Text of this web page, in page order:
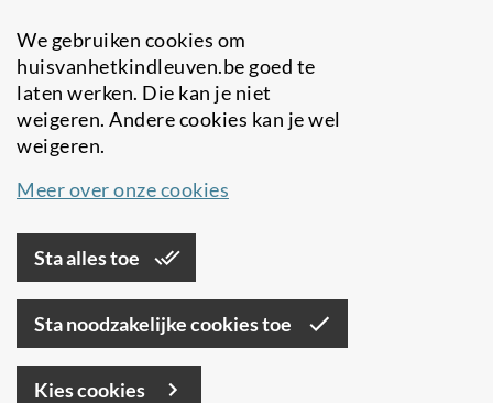
We gebruiken cookies om
huisvanhetkindleuven.be goed te
laten werken. Die kan je niet
weigeren. Andere cookies kan je wel
weigeren.
Meer over onze cookies
Sta alles toe
Sta noodzakelijke cookies toe
Kies cookies